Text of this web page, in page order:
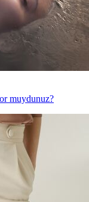
muydunuz?